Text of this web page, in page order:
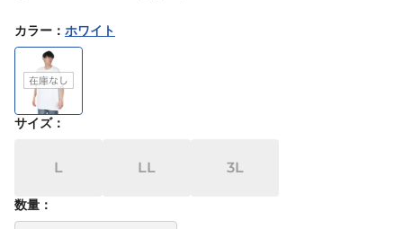
カラー ： ホワイト
サイズ：
L LL 3L
数量：